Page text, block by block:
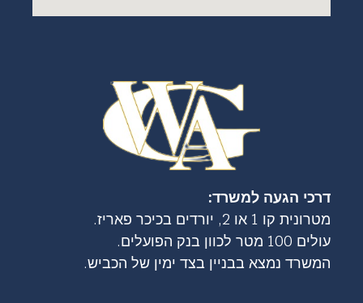
דרכי הגעה למשרד:
מטרונית קו 1 או 2, יורדים בכיכר פאריז.
עולים 100 מטר לכוון בנק הפועלים.
המשרד נמצא בבניין בצד ימין של הכביש.